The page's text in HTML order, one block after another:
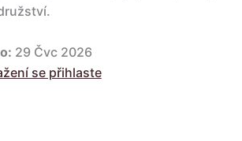
29 Čvc 2026
se přihlaste